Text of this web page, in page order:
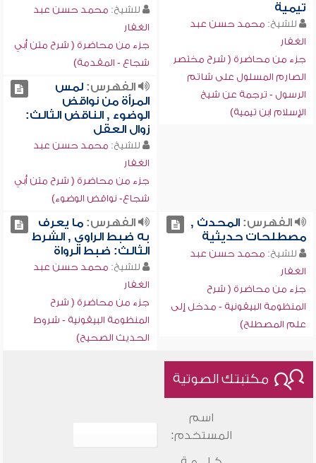
تيمية
للشيخ: محمد حسن عبد
الغفار
جزء من محاضرة ( شرح مختصر
الصارم المسلول على شاتم
الرسول - ترجمة عن شيخ
الإسلام ابن تيمية)
للشيخ: محمد حسن عبد
الغفار
جزء من محاضرة ( شرح متن أبي
شجاع - المقدمة)
الفهرس:لمس
المرأة من نواقض
الوضوء , الناقض الثالث:
زوال العقل
للشيخ: محمد حسن عبد
الغفار
جزء من محاضرة ( شرح متن أبي
شجاع- نواقض الوضوء)
الفهرس:المحدث ,
مصطلحات حديثية
للشيخ: محمد حسن عبد
الغفار
جزء من محاضرة ( شرح
المنظومة البيقونية - مدخل إلى
علم المصطلح)
الفهرس:ما يعرف
به ضبط الراوي , الشرط
الثالث: ضبط الرواة
للشيخ: محمد حسن عبد
الغفار
جزء من محاضرة ( شرح
المنظومة البيقونية - شروط
الحديث الصحيح)
مكتبتك الصوتية
اسم
المستخدم: